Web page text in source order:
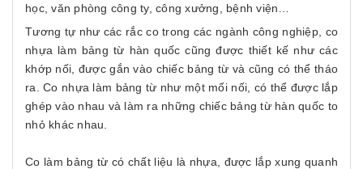
học, văn phòng công ty, công xưởng, bệnh viện…
Tương tự như các rắc co trong các ngành công nghiệp, co
nhựa làm bảng từ hàn quốc cũng được thiết kế như các
khớp nối, được gắn vào chiếc bảng từ và cũng có thể tháo
ra. Co nhựa làm bảng từ như một mối nối, có thể được lắp
ghép vào nhau và làm ra những chiếc bảng từ hàn quốc to
nhỏ khác nhau.
Co làm bảng từ có chất liệu là nhựa, được lắp xung quanh